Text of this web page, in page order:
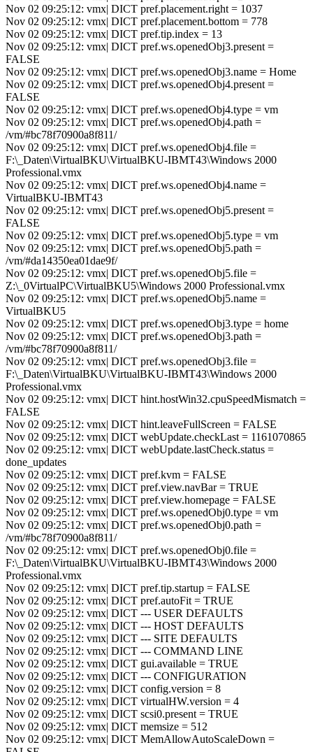
Nov 02 09:25:12: vmx| DICT pref.placement.right = 1037
Nov 02 09:25:12: vmx| DICT pref.placement.bottom = 778
Nov 02 09:25:12: vmx| DICT pref.tip.index = 13
Nov 02 09:25:12: vmx| DICT pref.ws.openedObj3.present =
FALSE
Nov 02 09:25:12: vmx| DICT pref.ws.openedObj3.name = Home
Nov 02 09:25:12: vmx| DICT pref.ws.openedObj4.present =
FALSE
Nov 02 09:25:12: vmx| DICT pref.ws.openedObj4.type = vm
Nov 02 09:25:12: vmx| DICT pref.ws.openedObj4.path =
/vm/#bc78f70900a8f811/
Nov 02 09:25:12: vmx| DICT pref.ws.openedObj4.file =
F:\_Daten\VirtualBKU\VirtualBKU-IBMT43\Windows 2000
Professional.vmx
Nov 02 09:25:12: vmx| DICT pref.ws.openedObj4.name =
VirtualBKU-IBMT43
Nov 02 09:25:12: vmx| DICT pref.ws.openedObj5.present =
FALSE
Nov 02 09:25:12: vmx| DICT pref.ws.openedObj5.type = vm
Nov 02 09:25:12: vmx| DICT pref.ws.openedObj5.path =
/vm/#da14350ea01dae9f/
Nov 02 09:25:12: vmx| DICT pref.ws.openedObj5.file =
Z:\_0VirtualPC\VirtualBKU5\Windows 2000 Professional.vmx
Nov 02 09:25:12: vmx| DICT pref.ws.openedObj5.name =
VirtualBKU5
Nov 02 09:25:12: vmx| DICT pref.ws.openedObj3.type = home
Nov 02 09:25:12: vmx| DICT pref.ws.openedObj3.path =
/vm/#bc78f70900a8f811/
Nov 02 09:25:12: vmx| DICT pref.ws.openedObj3.file =
F:\_Daten\VirtualBKU\VirtualBKU-IBMT43\Windows 2000
Professional.vmx
Nov 02 09:25:12: vmx| DICT hint.hostWin32.cpuSpeedMismatch =
FALSE
Nov 02 09:25:12: vmx| DICT hint.leaveFullScreen = FALSE
Nov 02 09:25:12: vmx| DICT webUpdate.checkLast = 1161070865
Nov 02 09:25:12: vmx| DICT webUpdate.lastCheck.status =
done_updates
Nov 02 09:25:12: vmx| DICT pref.kvm = FALSE
Nov 02 09:25:12: vmx| DICT pref.view.navBar = TRUE
Nov 02 09:25:12: vmx| DICT pref.view.homepage = FALSE
Nov 02 09:25:12: vmx| DICT pref.ws.openedObj0.type = vm
Nov 02 09:25:12: vmx| DICT pref.ws.openedObj0.path =
/vm/#bc78f70900a8f811/
Nov 02 09:25:12: vmx| DICT pref.ws.openedObj0.file =
F:\_Daten\VirtualBKU\VirtualBKU-IBMT43\Windows 2000
Professional.vmx
Nov 02 09:25:12: vmx| DICT pref.tip.startup = FALSE
Nov 02 09:25:12: vmx| DICT pref.autoFit = TRUE
Nov 02 09:25:12: vmx| DICT --- USER DEFAULTS
Nov 02 09:25:12: vmx| DICT --- HOST DEFAULTS
Nov 02 09:25:12: vmx| DICT --- SITE DEFAULTS
Nov 02 09:25:12: vmx| DICT --- COMMAND LINE
Nov 02 09:25:12: vmx| DICT gui.available = TRUE
Nov 02 09:25:12: vmx| DICT --- CONFIGURATION
Nov 02 09:25:12: vmx| DICT config.version = 8
Nov 02 09:25:12: vmx| DICT virtualHW.version = 4
Nov 02 09:25:12: vmx| DICT scsi0.present = TRUE
Nov 02 09:25:12: vmx| DICT memsize = 512
Nov 02 09:25:12: vmx| DICT MemAllowAutoScaleDown =